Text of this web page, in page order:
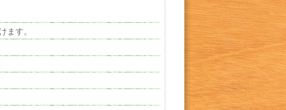
ます。